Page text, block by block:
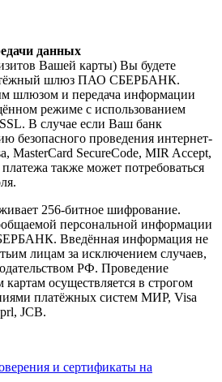
данных
Вашей карты) Вы будете
шлюз ПАО СБЕРБАНК.
шлюзом и передача информации
режиме с использованием
В случае если Ваш банк
безопасного проведения интернет-
MasterCard SecureCode, MIR Accept,
также может потребоваться
256-битное шифрование.
персональной информации
Введённая информация не
лицам за исключением случаев,
РФ. Проведение
осуществляется в строгом
платёжных систем МИР, Visa
JCB.
и сертификаты на